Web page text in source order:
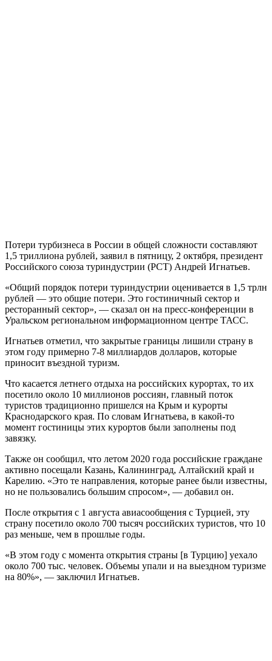
Потери турбизнеса в России в общей сложности составляют
1,5 триллиона рублей, заявил в пятницу, 2 октября, президент
Российского союза туриндустрии (РСТ) Андрей Игнатьев.
«Общий порядок потери туриндустрии оценивается в 1,5 трлн
рублей — это общие потери. Это гостиничный сектор и
ресторанный сектор», — сказал он на пресс-конференции в
Уральском региональном информационном центре ТАСС.
Игнатьев отметил, что закрытые границы лишили страну в
этом году примерно 7-8 миллиардов долларов, которые
приносит въездной туризм.
Что касается летнего отдыха на российских курортах, то их
посетило около 10 миллионов россиян, главный поток
туристов традиционно пришелся на Крым и курорты
Краснодарского края. По словам Игнатьева, в какой-то
момент гостиницы этих курортов были заполнены под
завязку.
Также он сообщил, что летом 2020 года российские граждане
активно посещали Казань, Калининград, Алтайский край и
Карелию. «Это те направления, которые ранее были известны,
но не пользовались большим спросом», — добавил он.
После открытия с 1 августа авиасообщения с Турцией, эту
страну посетило около 700 тысяч российских туристов, что 10
раз меньше, чем в прошлые годы.
«В этом году с момента открытия страны [в Турцию] уехало
около 700 тыс. человек. Объемы упали и на выездном туризме
на 80%», — заключил Игнатьев.